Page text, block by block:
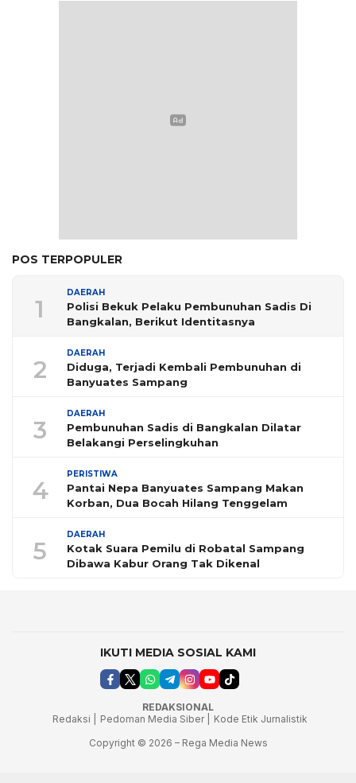
POS TERPOPULER
1
DAERAH
Polisi Bekuk Pelaku Pembunuhan Sadis Di
Bangkalan, Berikut Identitasnya
2
DAERAH
Diduga, Terjadi Kembali Pembunuhan di
Banyuates Sampang
3
DAERAH
Pembunuhan Sadis di Bangkalan Dilatar
Belakangi Perselingkuhan
4
PERISTIWA
Pantai Nepa Banyuates Sampang Makan
Korban, Dua Bocah Hilang Tenggelam
5
DAERAH
Kotak Suara Pemilu di Robatal Sampang
Dibawa Kabur Orang Tak Dikenal
IKUTI MEDIA SOSIAL KAMI
REDAKSIONAL
Redaksi |
Pedoman Media Siber |
Kode Etik Jurnalistik
Copyright © 2026 – Rega Media News